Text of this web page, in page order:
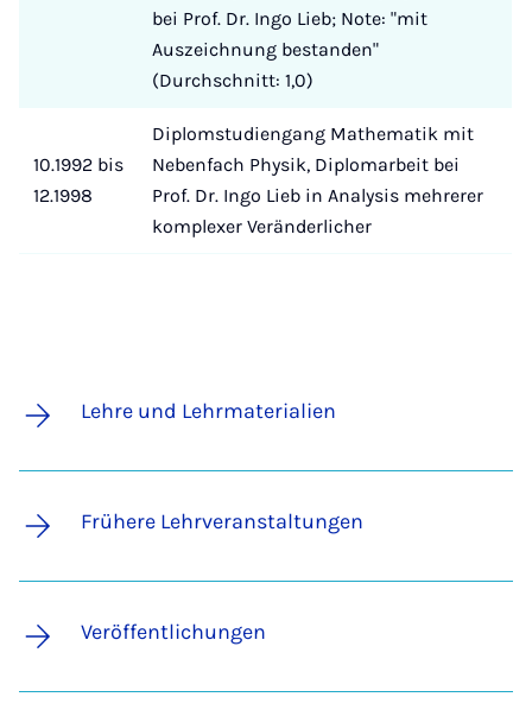
bei Prof. Dr. Ingo Lieb; Note: "mit
Auszeichnung bestanden"
(Durchschnitt: 1,0)
10.1992 bis
12.1998
Diplomstudiengang Mathematik mit
Nebenfach Physik, Diplomarbeit bei
Prof. Dr. Ingo Lieb in Analysis mehrerer
komplexer Veränderlicher
Lehre und Lehrmaterialien
Frühere Lehrveranstaltungen
Veröffentlichungen